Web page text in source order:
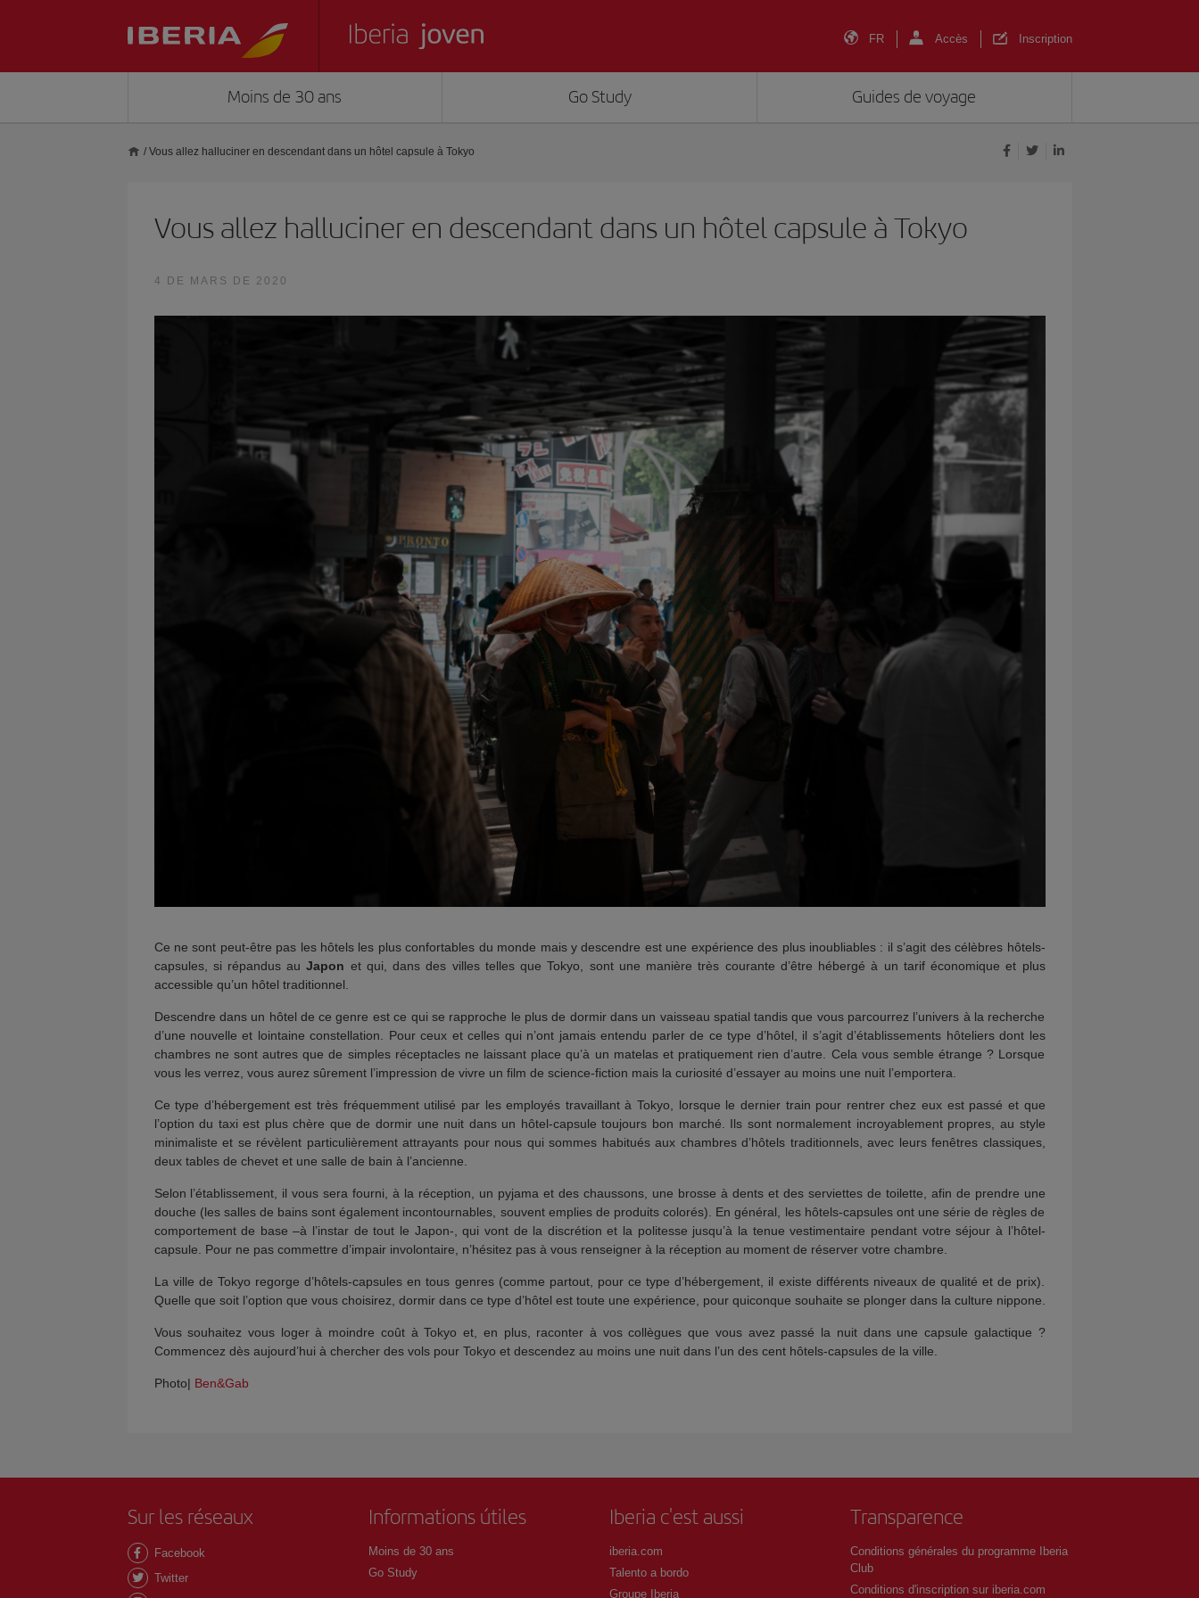
FR Accès Inscription
Moins de 30 ans Go Study Guides de voyage
/ Vous allez halluciner en descendant dans un hôtel capsule à Tokyo
Vous allez halluciner en descendant dans un hôtel capsule à Tokyo
4 DE MARS DE 2020
Ce ne sont peut-être pas les hôtels les plus confortables du monde mais y descendre est une expérience des plus inoubliables : il s’agit des célèbres hôtels-
capsules, si répandus auJapon et qui, dans des villes telles que Tokyo, sont une manière très courante d’être hébergé à un tarif économique et plus
accessible qu’un hôtel traditionnel.
Descendre dans un hôtel de ce genre est ce qui se rapproche le plus de dormir dans un vaisseau spatial tandis que vous parcourrez l’univers à la recherche
d’une nouvelle et lointaine constellation. Pour ceux et celles qui n’ont jamais entendu parler de ce type d’hôtel, il s’agit d’établissements hôteliers dont les
chambres ne sont autres que de simples réceptacles ne laissant place qu’à un matelas et pratiquement rien d’autre. Cela vous semble étrange ? Lorsque
vous les verrez, vous aurez sûrement l’impression de vivre un film de science-fiction mais la curiosité d’essayer au moins une nuit l’emportera.
Ce type d’hébergement est très fréquemment utilisé par les employés travaillant à Tokyo, lorsque le dernier train pour rentrer chez eux est passé et que
l’option du taxi est plus chère que de dormir une nuit dans un hôtel-capsule toujours bon marché. Ils sont normalement incroyablement propres, au style
minimaliste et se révèlent particulièrement attrayants pour nous qui sommes habitués aux chambres d’hôtels traditionnels, avec leurs fenêtres classiques,
deux tables de chevet et une salle de bain à l’ancienne.
Selon l’établissement, il vous sera fourni, à la réception, un pyjama et des chaussons, une brosse à dents et des serviettes de toilette, afin de prendre une
douche (les salles de bains sont également incontournables, souvent emplies de produits colorés). En général, les hôtels-capsules ont une série de règles de
comportement de base –à l’instar de tout le Japon-, qui vont de la discrétion et la politesse jusqu’à la tenue vestimentaire pendant votre séjour à l’hôtel-
capsule. Pour ne pas commettre d’impair involontaire, n’hésitez pas à vous renseigner à la réception au moment de réserver votre chambre.
La ville de Tokyo regorge d’hôtels-capsules en tous genres (comme partout, pour ce type d’hébergement, il existe différents niveaux de qualité et de prix).
Quelle que soit l’option que vous choisirez, dormir dans ce type d’hôtel est toute une expérience, pour quiconque souhaite se plonger dans la culture nippone.
Vous souhaitez vous loger à moindre coût à Tokyo et, en plus, raconter à vos collègues que vous avez passé la nuit dans une capsule galactique ?
Commencez dès aujourd’hui à chercher des vols pour Tokyo et descendez au moins une nuit dans l’un des cent hôtels-capsules de la ville.
Photo| Ben&Gab
Sur les réseaux
Facebook
Twitter
Informations útiles
Moins de 30 ans
Go Study
Iberia c'est aussi
iberia.com
Talento a bordo
Groupe Iberia
Transparence
Conditions générales du programme Iberia
Club
Conditions d'inscription sur iberia.com